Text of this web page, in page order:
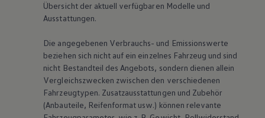
Übersicht der aktuell verfügbaren Modelle und
Ausstattungen.
Die angegebenen Verbrauchs- und Emissionswerte
beziehen sich nicht auf ein einzelnes Fahrzeug und sind
nicht Bestandteil des Angebots, sondern dienen allein
Vergleichszwecken zwischen den verschiedenen
Fahrzeugtypen. Zusatzausstattungen und Zubehör
(Anbauteile, Reifenformat usw.) können relevante